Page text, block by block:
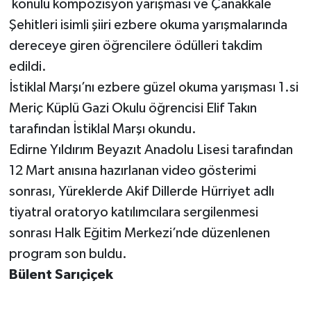
konulu kompozisyon yarışması ve Çanakkale
Şehitleri isimli şiiri ezbere okuma yarışmalarında
dereceye giren öğrencilere ödülleri takdim
edildi.
İstiklal Marşı’nı ezbere güzel okuma yarışması 1.si
Meriç Küplü Gazi Okulu öğrencisi Elif Takın
tarafından İstiklal Marşı okundu.
Edirne Yıldırım Beyazıt Anadolu Lisesi tarafından
12 Mart anısına hazırlanan video gösterimi
sonrası, Yüreklerde Akif Dillerde Hürriyet adlı
tiyatral oratoryo katılımcılara sergilenmesi
sonrası Halk Eğitim Merkezi’nde düzenlenen
program son buldu.
Bülent Sarıçiçek